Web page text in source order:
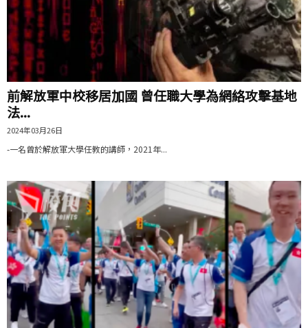
前解放軍中校移居加國 曾任職大學為網絡攻擊基地
法...
2024年03月26日
-一名曾於解放軍大學任教的講師，2021年...